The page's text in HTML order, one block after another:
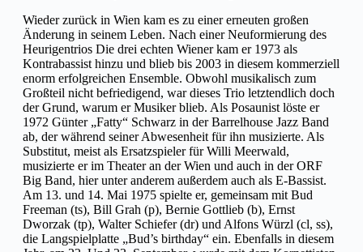
Wieder zurück in Wien kam es zu einer erneuten großen
Änderung in seinem Leben. Nach einer Neuformierung des
Heurigentrios Die drei echten Wiener kam er 1973 als
Kontrabassist hinzu und blieb bis 2003 in diesem kommerziell
enorm erfolgreichen Ensemble. Obwohl musikalisch zum
Großteil nicht befriedigend, war dieses Trio letztendlich doch
der Grund, warum er Musiker blieb. Als Posaunist löste er
1972 Günter „Fatty“ Schwarz in der Barrelhouse Jazz Band
ab, der während seiner Abwesenheit für ihn musizierte. Als
Substitut, meist als Ersatzspieler für Willi Meerwald,
musizierte er im Theater an der Wien und auch in der ORF
Big Band, hier unter anderem außerdem auch als E-Bassist.
Am 13. und 14. Mai 1975 spielte er, gemeinsam mit Bud
Freeman (ts), Bill Grah (p), Bernie Gottlieb (b), Ernst
Dworzak (tp), Walter Schiefer (dr) und Alfons Würzl (cl, ss),
die Langspielplatte „Bud’s birthday“ ein. Ebenfalls in diesem